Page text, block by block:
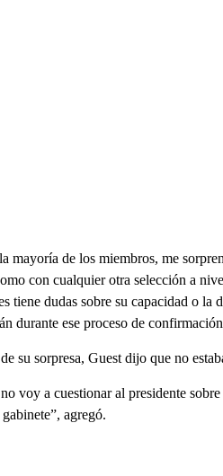
mayoría de los miembros, me
con cualquier otra selección a
tiene dudas sobre su capacidad o la
durante ese proceso de
su sorpresa, Guest dijo que no
voy a cuestionar al presidente
agregó.